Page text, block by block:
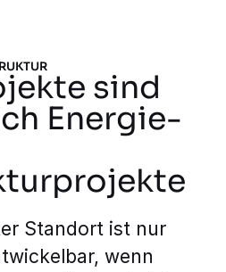
sind
Energie-
Standort ist nur
wenn